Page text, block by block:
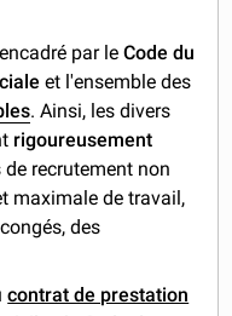
par le Code du
et l'ensemble des
. Ainsi, les divers
rigoureusement
recrutement non
maximale de travail,
des
contrat de prestation